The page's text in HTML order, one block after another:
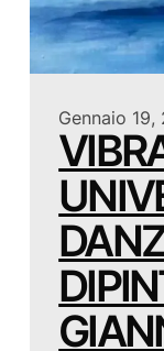
Gennaio 19,